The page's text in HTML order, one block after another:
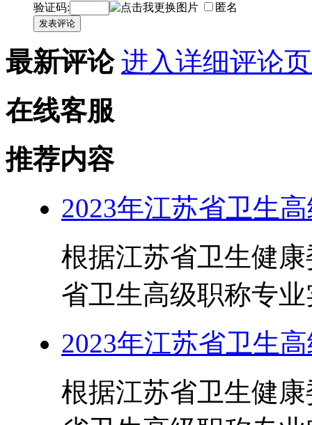
验证码: 匿名
发表评论
最新评论 进入详细评论
在线客服
推荐内容
2023年江苏省卫生
根据江苏省卫生健
省卫生高级职称专
2023年江苏省卫生
根据江苏省卫生健